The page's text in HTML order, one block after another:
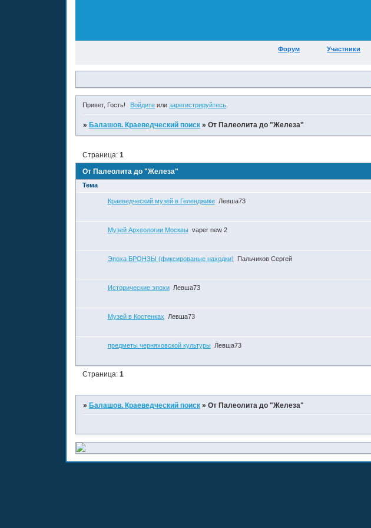
Форум Участники
Привет, Гость! Войдите илизарегистрируйтесь
» Балашов. Краеведческий поиск » От Палеолита до "Железа"
От Палеолита до "Железа"
Страница: 1
Тема
Краеведческий музей в Геленджике
Левша73
Музей Археологии Москвы vaper new 2
Эпоха БРОНЗЫ (фиксированые находки)
Пальчиков Сергей
Исторические эпохи
Левша73
Музей в Костенках
Левша73
предметы черняховской культуры
Левша73
Страница: 1
» Балашов. Краеведческий поиск » От Палеолита до "Железа"